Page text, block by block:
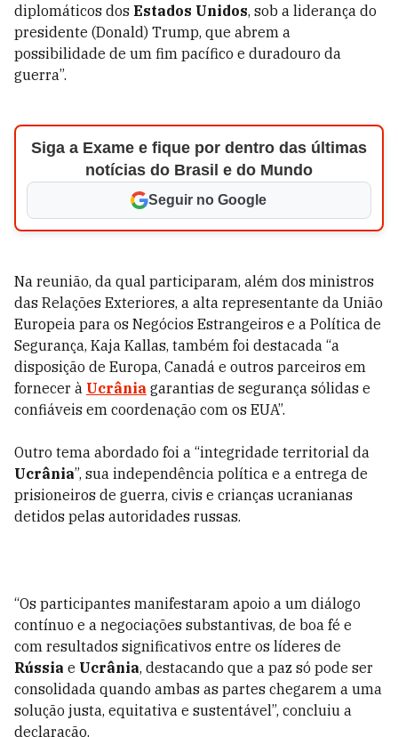
diplomáticos dos Estados Unidos, sob a liderança do
presidente (Donald) Trump, que abrem a
possibilidade de um fim pacífico e duradouro da
guerra”.
Siga a Exame e fique por dentro das últimas
notícias do Brasil e do Mundo
Seguir no Google
Na reunião, da qual participaram, além dos ministros
das Relações Exteriores, a alta representante da União
Europeia para os Negócios Estrangeiros e a Política de
Segurança, Kaja Kallas, também foi destacada “a
disposição de Europa, Canadá e outros parceiros em
fornecer à Ucrânia garantias de segurança sólidas e
confiáveis em coordenação com os EUA”.
Outro tema abordado foi a “integridade territorial da
Ucrânia”, sua independência política e a entrega de
prisioneiros de guerra, civis e crianças ucranianas
detidos pelas autoridades russas.
“Os participantes manifestaram apoio a um diálogo
contínuo e a negociações substantivas, de boa fé e
com resultados significativos entre os líderes de
Rússia e Ucrânia, destacando que a paz só pode ser
consolidada quando ambas as partes chegarem a uma
solução justa, equitativa e sustentável”, concluiu a
declaração.